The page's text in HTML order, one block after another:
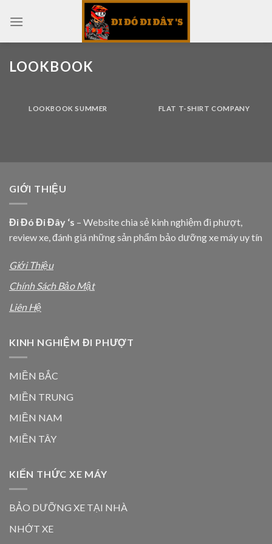
LOOKBOOK
LOOKBOOK SUMMER FLAT T-SHIRT COMPANY
GIỚI THIỆU
Đi Đó Đi Đây ‘s – Website chia sẻ kinh nghiệm đi phượt,
review xe, đánh giá những sản phẩm bảo dưỡng xe máy uy tín
Giới Thiệu
Chính Sách Bảo Mật
Liên Hệ
KINH NGHIỆM ĐI PHƯỢT
MIỀN BẮC
MIỀN TRUNG
MIỀN NAM
MIỀN TÂY
KIẾN THỨC XE MÁY
BẢO DƯỠNG XE TẠI NHÀ
NHỚT XE